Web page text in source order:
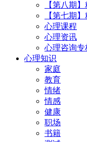
【第八期
【第七期
心理课程
心理资讯
心理咨询专
心理知识
家庭
教育
情绪
情感
健康
职场
书籍